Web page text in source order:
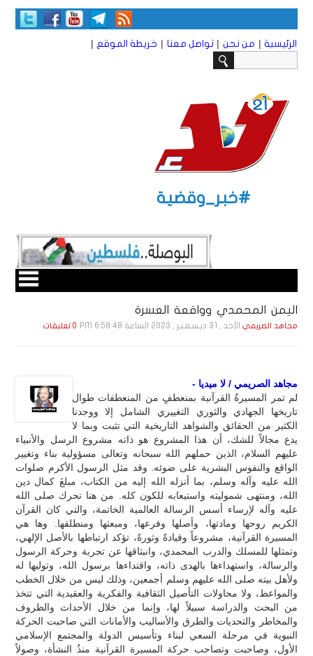
الرئيسية | من نحن | تواصل معنا | خريطة الموقع |
#خبر_وقضية
اليمن المحمدي وواقعة العسرة
مجاهد الصريمي الأحد , 31 ديـسـمـبـر , 2023 الساعة 6:58:48 PM 0 تعليقات
مجاهد الصريمي / لا ميديا -
لم تمر المسيرةُ القرآنية بمنعطفٍ من المنعطفات طوال
تاريخها الجهادي والثوري التغييري الشامل إلا ووجدنا
الكثير من الحقائق والشواهد التاريخية التي تثبت وبما لا
يدع مجالاً للشك، أن هذا المشروع هو ذاته مشروع الرسل والأنبياء
عليهم السلام، الذين حملهم الله سبحانه وتعالى مسؤولية بناء وتغيير
الواقع والنفوس البشرية على ضوئه. وقد مثل الرسول الأكرم صلوات
الله عليه وآله وسلم، بما أنزله الله إليه من الكتاب، مبلغَ كمال دين
الله، ومنتهى شموليته واستيعابه للكون كله. من هنا تحرك صلى الله
عليه وآله لإرساء أسس الرسالة العالمية الخاتمة، والتي كان القرآن
الكريم روحها ومادتها، وأصلها وفرعها، ومبعثها ومنطلقها. وها هي
المسيرة القرآنية، مشروعاً وقيادةً وثورةً، تؤكد ارتباطها بالأصل الإلهي،
وتمثلها للمسلك والدرب المحمدي، وانبثاقها عن تجربة وحركة الرسول
والرسالة، واستهداءها بالهدى ذاته، واقتداءها برسول الله، وتوليها له
ولأهل بيته صلى الله عليهم وسلم أجمعين، وذلك ليس من خلال الخطب
والمواعظ، ولا محاولات التأصيل الثقافية والفكرية والعقيدية التي تتخذ
من البحث والدراسة سبيلاً لها، وإنما من خلال الأحداث والظروف
والمخاطر والتحديات والطرق والأساليب والأمانات التي صاحبت الحركة
النبوية في مرحلة السعي لبناء وتأسيس الدولة والمجتمع الإسلامي
الأول، وصاحبت وتصاحب حركة المسيرة القرآنية منذُ النشأة، وصولاً